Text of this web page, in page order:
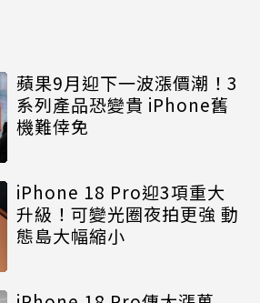
蘋果9月迎下一波漲價潮！3
系列產品恐變貴 iPhone舊
機難倖免
iPhone 18 Pro迎3項重大
升級！可變光圈夜拍更強 動
態島大幅縮小